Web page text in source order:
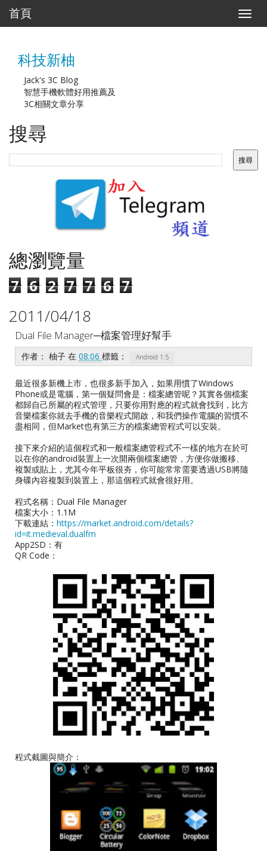
T
o
o
首頁
科技新柚
Jack's 3C Blog
智慧手機軟體好用推薦及
3C相關文章分享
搜尋
總瀏覽量
7 6 2 7 7 6 7
2011/04/18
Dual File Manager─檔案管理好幫手
作者： 柚子 在 08:06 標籤： Android 1.5
最近很多新機上市，也很多新手加入，如果用慣了Windows
Phone或是電腦，第一個疑問會是：檔案總管呢？其實各個檔案
都歸自己所屬的程式管理，只要你用對應的程式就會找到，比方
音樂檔案你就去手機的音樂程式開啟，和我們操作電腦的習慣不
盡相同，但Market也有第三方的檔案總管程式可以安裝。
接下來介紹的這個程式和一般檔案總管程式不一樣的地方在於可
以在你的android裝置上一次開兩個檔案總管，方便你做搬移、
複製或貼上，尤其今年平板很夯，你可能常常需要透過USB將隨
身碟內容複製到裝置上，那這個程式就會很好用。
程式名稱：Dual File Manager
檔案大小：1.1M
下載連結： https://market.android.com/details?
id=it.medieval.dualfm
App2SD：有
QR Code：
程式截圖與簡介：